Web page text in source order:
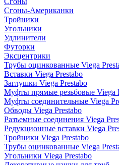
Сгоны-Американки
Тройники
Угольники
Удлинители
Футорки
Эксцентрики
Трубы оцинкованные Viega
Вставки Viega Prestabo
Заглушки Viega Prestabo
Муфты прямые резьбовые Viega
Муфты соединительные Viega
Обводы Viega Prestabo
Разъемные соединения Viega
Редукционные вставки Viega
Тройники Viega Prestabo
Трубы оцинкованные Viega
Угольники Viega Prestabo